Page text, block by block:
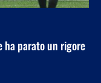
ha parato un rigore